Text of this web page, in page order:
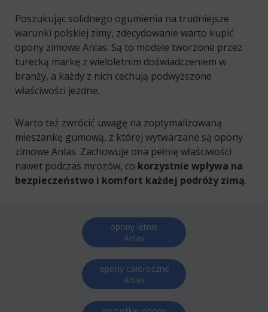
Poszukując solidnego ogumienia na trudniejsze
warunki polskiej zimy, zdecydowanie warto kupić
opony zimowe Anlas. Są to modele tworzone przez
turecką markę z wieloletnim doświadczeniem w
branży, a każdy z nich cechują podwyższone
właściwości jezdne.
Warto też zwrócić uwagę na zoptymalizowaną
mieszankę gumową, z której wytwarzane są opony
zimowe Anlas. Zachowuje ona pełnię właściwości
nawet podczas mrozów, co korzystnie wpływa na
bezpieczeństwo i komfort każdej podróży zimą.
opony letnie
Anlas
opony całoroczne
Anlas